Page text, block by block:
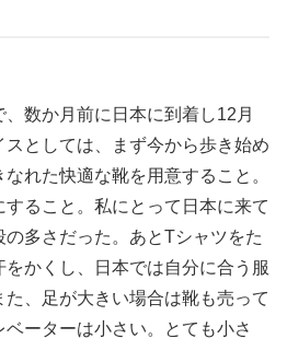
、数か月前に日本に到着し12月
としては、まず今から歩き始め
れた快適な靴を用意すること。
ること。私にとって日本に来て
多さだった。あとTシャツをた
をかくし、日本では自分に合う服
、足が大きい場合は靴も売って
ーターは小さい。とても小さ